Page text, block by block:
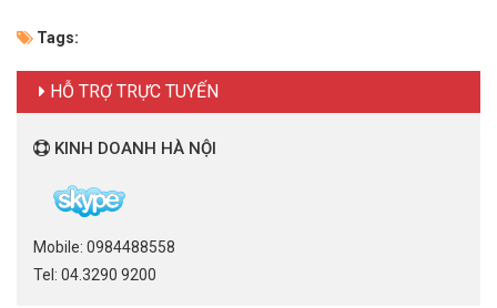
Tags:
HỖ TRỢ TRỰC TUYẾN
KINH DOANH HÀ NỘI
Mobile: 0984488558
Tel: 04.3290 9200